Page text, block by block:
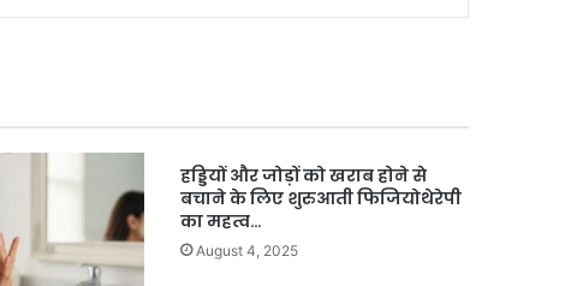
हड्डियों और जोड़ों को खराब होने से
बचाने के लिए शुरुआती फिजियोथेरेपी
का महत्व…
August 4, 2025